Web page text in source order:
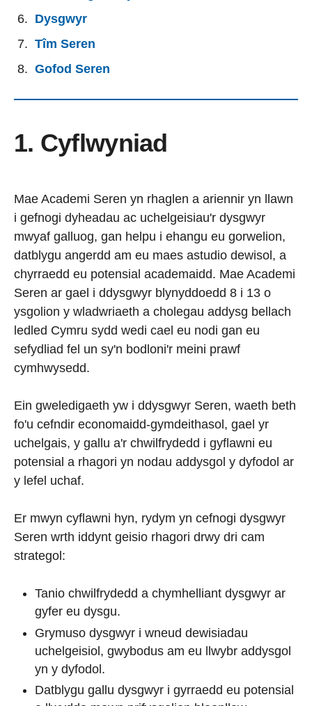
Dysgwyr
Tîm Seren
Gofod Seren
1. Cyflwyniad
Mae Academi Seren yn rhaglen a ariennir yn llawn
i gefnogi dyheadau ac uchelgeisiau'r dysgwyr
mwyaf galluog, gan helpu i ehangu eu gorwelion,
datblygu angerdd am eu maes astudio dewisol, a
chyrraedd eu potensial academaidd. Mae Academi
Seren ar gael i ddysgwyr blynyddoedd 8 i 13 o
ysgolion y wladwriaeth a cholegau addysg bellach
ledled Cymru sydd wedi cael eu nodi gan eu
sefydliad fel un sy'n bodloni'r meini prawf
cymhwysedd.
Ein gweledigaeth yw i ddysgwyr Seren, waeth beth
fo'u cefndir economaidd-gymdeithasol, gael yr
uchelgais, y gallu a'r chwilfrydedd i gyflawni eu
potensial a rhagori yn nodau addysgol y dyfodol ar
y lefel uchaf.
Er mwyn cyflawni hyn, rydym yn cefnogi dysgwyr
Seren wrth iddynt geisio rhagori drwy dri cam
strategol:
Tanio chwilfrydedd a chymhelliant dysgwyr ar
gyfer eu dysgu.
Grymuso dysgwyr i wneud dewisiadau
uchelgeisiol, gwybodus am eu llwybr addysgol
yn y dyfodol.
Datblygu gallu dysgwyr i gyrraedd eu potensial